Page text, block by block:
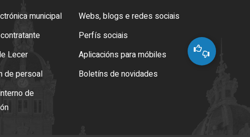
municipal
Lecer
de persoal
de
Webs, blogs e redes sociais
Perfís sociais
Aplicacións para móbiles
Boletíns de novidades